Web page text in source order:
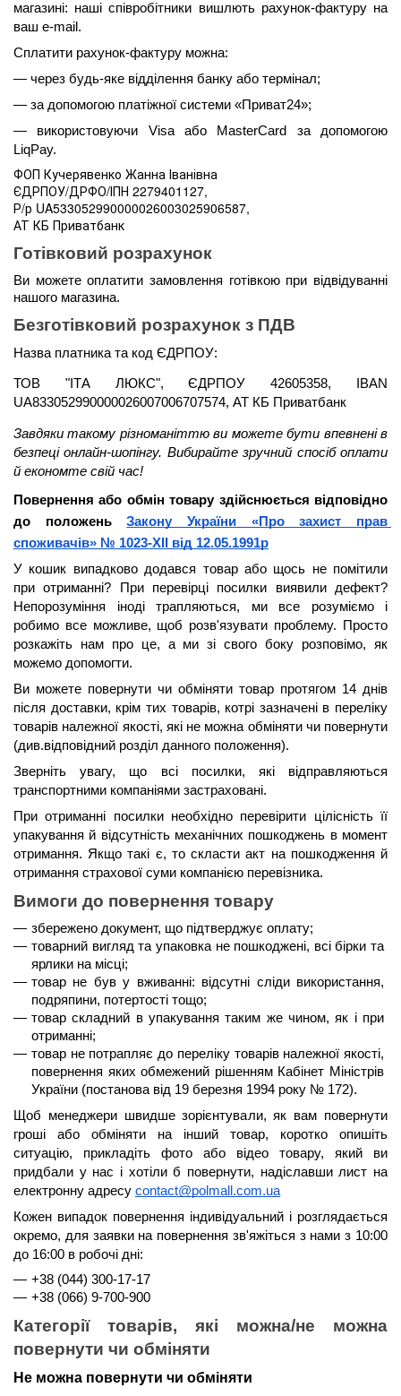
магазині: наші співробітники вишлють рахунок-фактуру на
ваш e-mail.
Сплатити рахунок-фактуру можна:
— через будь-яке відділення банку або термінал;
— за допомогою платіжної системи «Приват24»;
— використовуючи Visa або MasterCard за допомогою
LiqPay.
ФОП Кучерявенко Жанна Іванівна
ЄДРПОУ/ДРФО/ІПН 2279401127,
Р/р UA533052990000026003025906587,
АТ КБ Приватбанк
Готівковий розрахунок
Ви можете оплатити замовлення готівкою при відвідуванні
нашого магазина.
Безготівковий розрахунок з ПДВ
Назва платника та код ЄДРПОУ:
ТОВ "ІТА ЛЮКС", ЄДРПОУ 42605358, IBAN
UA833052990000026007006707574, АТ КБ Приватбанк
Завдяки такому різноманіттю ви можете бути впевнені в
безпеці онлайн-шопінгу. Вибирайте зручний спосіб оплати
й економте свій час!
Повернення або обмін товару здійснюється відповідно
до положень Закону України «Про захист прав
споживачів» № 1023-XII від 12.05.1991р
У кошик випадково додався товар або щось не помітили
при отриманні? При перевірці посилки виявили дефект?
Непорозуміння іноді трапляються, ми все розуміємо і
робимо все можливе, щоб розв'язувати проблему. Просто
розкажіть нам про це, а ми зі свого боку розповімо, як
можемо допомогти.
Ви можете повернути чи обміняти товар протягом 14 днів
після доставки, крім тих товарів, котрі зазначені в переліку
товарів належної якості, які не можна обміняти чи повернути
(див.відповідний розділ данного положення).
Зверніть увагу, що всі посилки, які відправляються
транспортними компаніями застраховані.
При отриманні посилки необхідно перевірити цілісність її
упакування й відсутність механічних пошкоджень в момент
отримання. Якщо такі є, то скласти акт на пошкодження й
отримання страхової суми компанією перевізника.
Вимоги до повернення товару
збережено документ, що підтверджує оплату;
товарний вигляд та упаковка не пошкоджені, всі бірки та
ярлики на місці;
товар не був у вживанні: відсутні сліди використання,
подряпини, потертості тощо;
товар складний в упакування таким же чином, як і при
отриманні;
товар не потрапляє до переліку товарів належної якості,
повернення яких обмежений рішенням Кабінет Міністрів
України (постанова від 19 березня 1994 року № 172).
Щоб менеджери швидше зорієнтували, як вам повернути
гроші або обміняти на інший товар, коротко опишіть
ситуацію, прикладіть фото або відео товару, який ви
придбали у нас і хотіли б повернути, надіславши лист на
електронну адресу contact@polmall.com.ua
Кожен випадок повернення індивідуальний і розглядається
окремо, для заявки на повернення зв'яжіться з нами з 10:00
до 16:00 в робочі дні:
+38 (044) 300-17-17
+38 (066) 9-700-900
Категорії товарів, які можна/не можна
повернути чи обміняти
Не можна повернути чи обміняти